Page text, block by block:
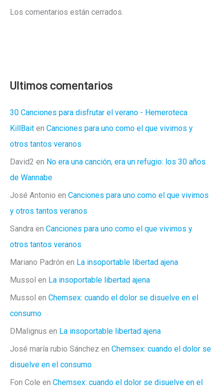
Los comentarios están cerrados.
Ultimos comentarios
30 Canciones para disfrutar el verano - Hemeroteca
KillBait en Canciones para uno como el que vivimos y
otros tantos veranos
David2 en No era una canción, era un refugio: los 30 años
de Wannabe
José Antonio en Canciones para uno como el que vivimos
y otros tantos veranos
Sandra en Canciones para uno como el que vivimos y
otros tantos veranos
Mariano Padrón en La insoportable libertad ajena
Mussol en La insoportable libertad ajena
Mussol en Chemsex: cuando el dolor se disuelve en el
consumo
DMalignus en La insoportable libertad ajena
José maría rubio Sánchez en Chemsex: cuando el dolor se
disuelve en el consumo
Fon Cole en Chemsex: cuando el dolor se disuelve en el